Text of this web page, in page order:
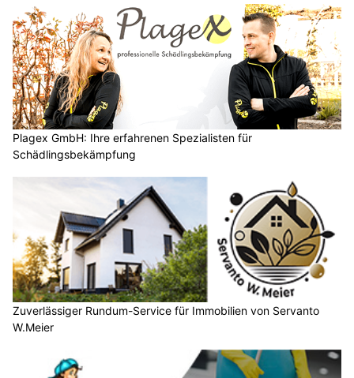
Plagex GmbH: Ihre erfahrenen Spezialisten für
Schädlingsbekämpfung
Zuverlässiger Rundum-Service für Immobilien von Servanto
W.Meier